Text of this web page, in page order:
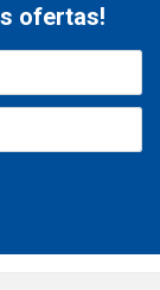
ofertas!